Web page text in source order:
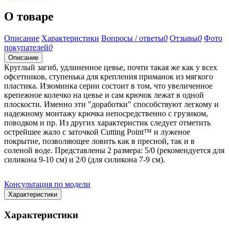
О товаре
Описание Характеристики Вопросы / ответы0 Отзывы0 Фото
покупателей0
Описание
Круглый загиб, удлиненное цевье, почти такая же как у всех
офсетников, ступенька для крепления приманок из мягкого
пластика. Изюминка серии состоит в том, что увеличенное
крепежное колечко на цевье и сам крючок лежат в одной
плоскости. Именно эти "доработки" способствуют легкому и
надежному монтажу крючка непосредственно с грузиком,
поводком и пр. Из других характеристик следует отметить
острейшее жало с заточкой Cutting Point™ и луженое
покрытие, позволяющее ловить как в пресной, так и в
соленой воде. Представлены 2 размера: 5/0 (рекомендуется для
силикона 9-10 см) и 2/0 (для силикона 7-9 см).
Консультация по модели
Характеристики
Характеристики